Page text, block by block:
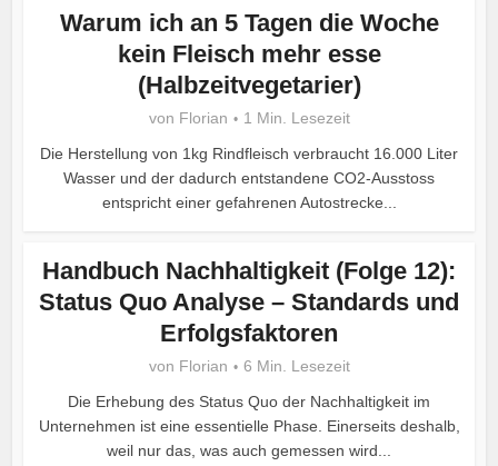
Warum ich an 5 Tagen die Woche
kein Fleisch mehr esse
(Halbzeitvegetarier)
von Florian
1 Min. Lesezeit
Die Herstellung von 1kg Rindfleisch verbraucht 16.000 Liter
Wasser und der dadurch entstandene CO2-Ausstoss
entspricht einer gefahrenen Autostrecke...
Handbuch Nachhaltigkeit (Folge 12):
Status Quo Analyse – Standards und
Erfolgsfaktoren
von Florian
6 Min. Lesezeit
Die Erhebung des Status Quo der Nachhaltigkeit im
Unternehmen ist eine essentielle Phase. Einerseits deshalb,
weil nur das, was auch gemessen wird...